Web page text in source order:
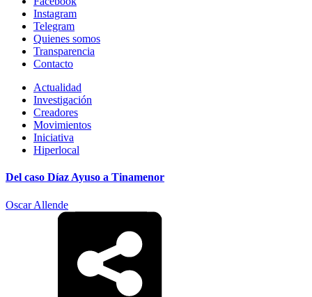
Instagram
Telegram
Quienes somos
Transparencia
Contacto
Actualidad
Investigación
Creadores
Movimientos
Iniciativa
Hiperlocal
Del caso Díaz Ayuso a Tinamenor
Oscar Allende